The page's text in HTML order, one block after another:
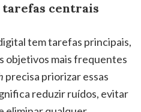
tarefas centrais
tem tarefas principais,
objetivos mais frequentes
precisa priorizar essas
reduzir ruídos, evitar